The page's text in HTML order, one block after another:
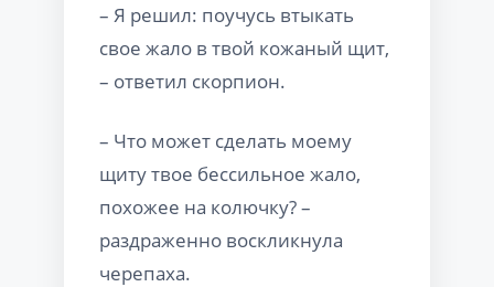
– Я решил: поучусь втыкать
свое жало в твой кожаный щит,
– ответил скорпион.
– Что может сделать моему
щиту твое бессильное жало,
похожее на колючку? –
раздраженно воскликнула
черепаха.